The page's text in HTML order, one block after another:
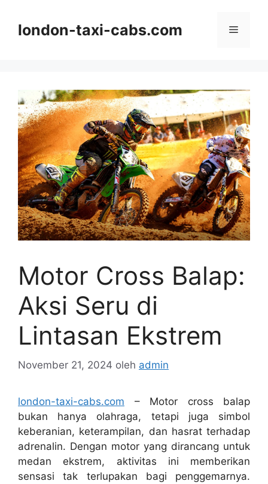
london-taxi-cabs.com Menu
Motor Cross Balap:
Aksi Seru di
Lintasan Ekstrem
November 21, 2024 oleh admin
london-taxi-cabs.com – Motor cross balap
bukan hanya olahraga, tetapi juga simbol
keberanian, keterampilan, dan hasrat terhadap
adrenalin. Dengan motor yang dirancang untuk
medan ekstrem, aktivitas ini memberikan
sensasi tak terlupakan bagi penggemarnya.